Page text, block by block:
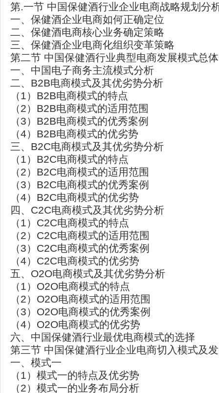
第.一节 中国保健酒行业企业电商战略规划分
一、保健酒企业电商如何正确定位
二、保健酒电商核心业务确定策略
三、保健酒企业电商化组织变革策略
第二节 中国保健酒行业典型电商发展模式总
一、中国电子商务主流模式分析
二、B2B电商模式及其优劣势分析
（1）B2B电商模式的特点
（2）B2B电商模式的适用范围
（3）B2B电商模式的优秀案例
（4）B2B电商模式的优劣势
三、B2C电商模式及其优劣势分析
（1）B2C电商模式的特点
（2）B2C电商模式的适用范围
（3）B2C电商模式的优秀案例
（4）B2C电商模式的优劣势
四、C2C电商模式及其优劣势分析
（1）C2C电商模式的特点
（2）C2C电商模式的适用范围
（3）C2C电商模式的优秀案例
（4）C2C电商模式的优劣势
五、O2O电商模式及其优劣势分析
（1）O2O电商模式的特点
（2）O2O电商模式的适用范围
（3）O2O电商模式的优秀案例
（4）O2O电商模式的优劣势
六、中国保健酒行业最优电商模式的选择
第三节 中国保健酒行业企业电商切入模式及
一、模式一
（1）模式一的特点及优劣势
（2）模式一的业务布局分析